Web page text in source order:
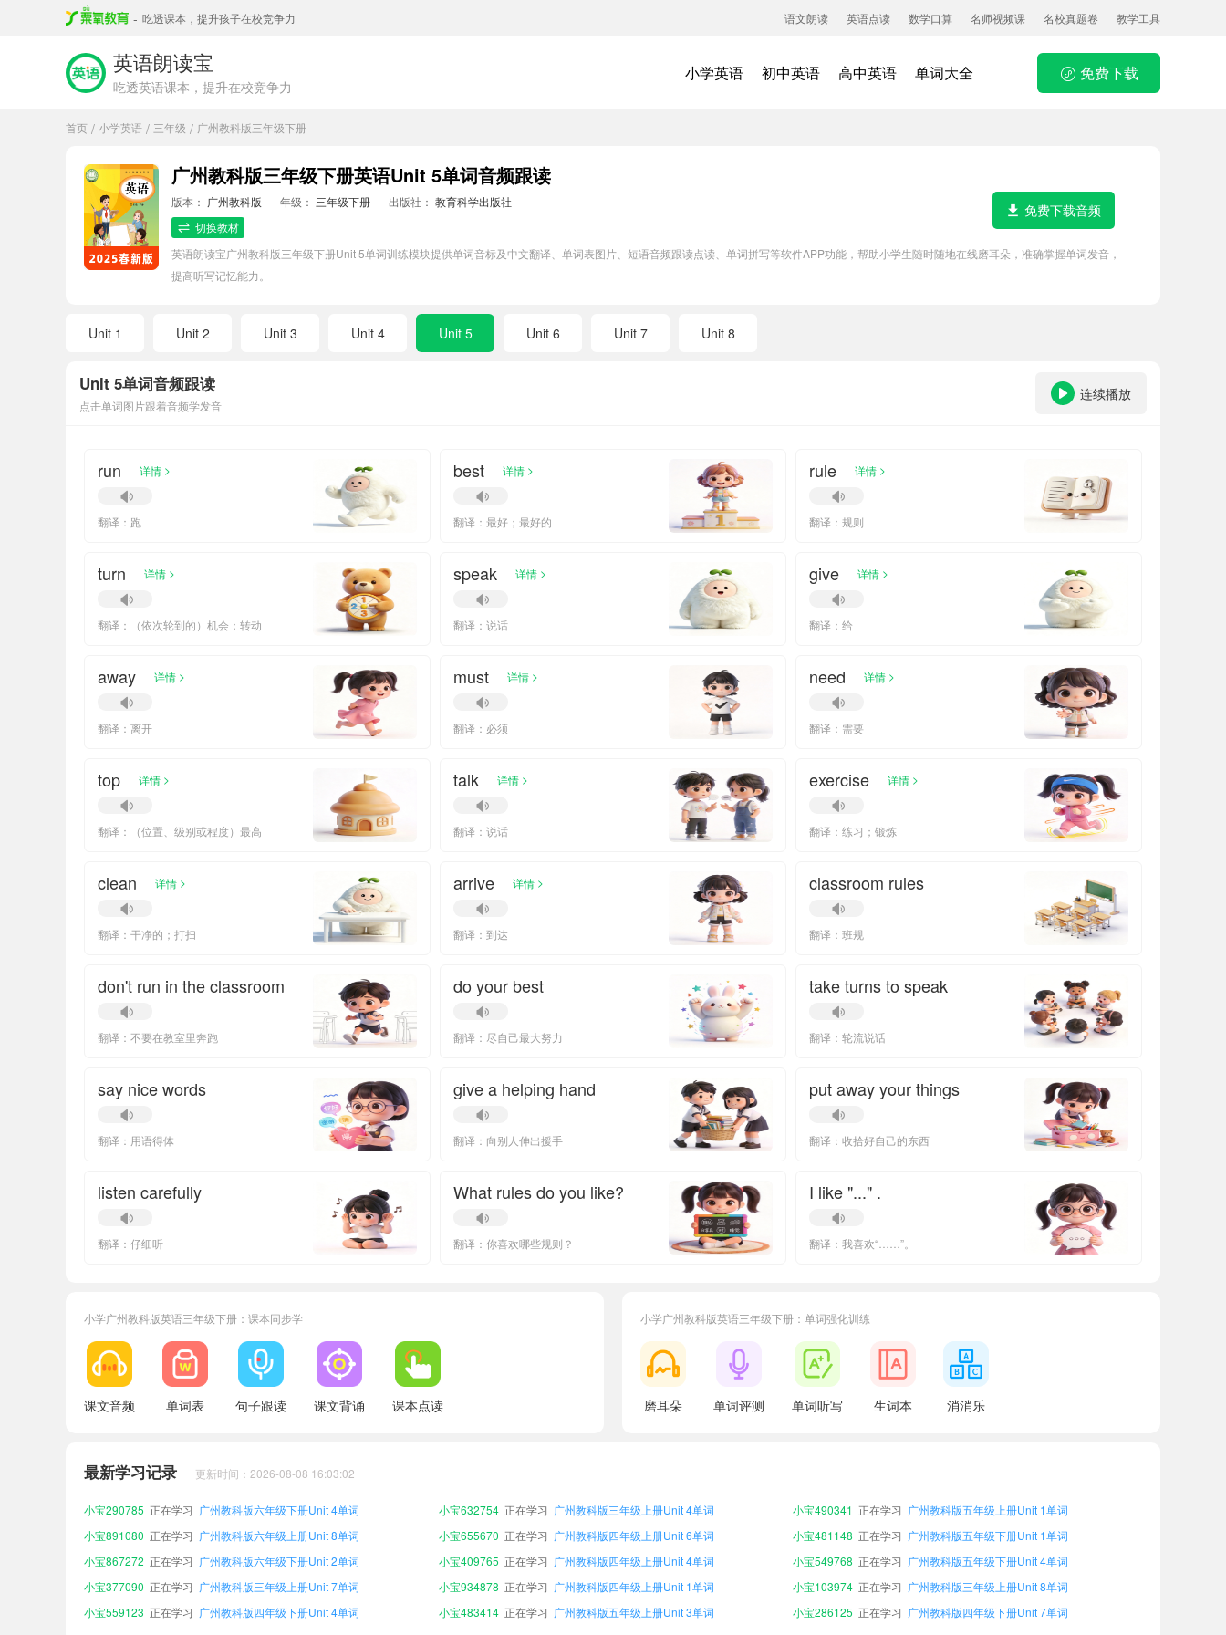
- 吃透课本，提升孩子在校竞争力 语文朗读 英语点读 数学口算 名师视频课 名校真题卷 教学工具
英语朗读宝
吃透英语课本，提升在校竞争力
小学英语 初中英语 高中英语 单词大全 免费下载
首页 / 小学英语 / 三年级 / 广州教科版三年级下册
广州教科版三年级下册英语Unit 5单词音频跟读
版本： 广州教科版 年级： 三年级下册 出版社： 教育科学出版社
切换教材
英语朗读宝广州教科版三年级下册Unit 5单词训练模块提供单词音标及中文翻译、单词表图片、短语音频跟读点读、单词拼写等软件APP功能，帮助小学生随时随地在线磨耳朵，准确掌握单词发音，
提高听写记忆能力。
免费下载音频
Unit 1 Unit 2 Unit 3 Unit 4 Unit 5 Unit 6 Unit 7 Unit 8
Unit 5单词音频跟读
点击单词图片跟着音频学发音
连续播放
run 详情 >
翻译：跑
best 详情 >
翻译：最好；最好的
rule 详情 >
翻译：规则
turn 详情 >
翻译：（依次轮到的）机会；转动
speak 详情 >
翻译：说话
give 详情 >
翻译：给
away 详情 >
翻译：离开
must 详情 >
翻译：必须
need 详情 >
翻译：需要
top 详情 >
翻译：（位置、级别或程度）最高
talk 详情 >
翻译：说话
exercise 详情 >
翻译：练习；锻炼
clean 详情 >
翻译：干净的；打扫
arrive 详情 >
翻译：到达
classroom rules
翻译：班规
don't run in the classroom
翻译：不要在教室里奔跑
do your best
翻译：尽自己最大努力
take turns to speak
翻译：轮流说话
say nice words
翻译：用语得体
give a helping hand
翻译：向别人伸出援手
put away your things
翻译：收拾好自己的东西
listen carefully
翻译：仔细听
What rules do you like?
翻译：你喜欢哪些规则？
I like "..." .
翻译：我喜欢“……”。
小学广州教科版英语三年级下册：课本同步学
课文音频 单词表 句子跟读 课文背诵 课本点读
小学广州教科版英语三年级下册：单词强化训练
磨耳朵 单词评测 单词听写 生词本 消消乐
最新学习记录 更新时间：2026-08-08 16:03:02
小宝251323 正在学习 广州教科版六年级上册Unit 6单词
小宝290785 正在学习 广州教科版六年级下册Unit 4单词 小宝632754 正在学习 广州教科版三年级上册Unit 4单词 小宝490341 正在学习 广州教科版五年级上册Unit 1单词
小宝891080 正在学习 广州教科版六年级上册Unit 8单词 小宝655670 正在学习 广州教科版四年级上册Unit 6单词 小宝481148 正在学习 广州教科版五年级下册Unit 1单词
小宝867272 正在学习 广州教科版六年级下册Unit 2单词 小宝409765 正在学习 广州教科版四年级上册Unit 4单词 小宝549768 正在学习 广州教科版五年级下册Unit 4单词
小宝377090 正在学习 广州教科版三年级上册Unit 7单词 小宝934878 正在学习 广州教科版四年级上册Unit 1单词 小宝103974 正在学习 广州教科版三年级上册Unit 8单词
小宝559123 正在学习 广州教科版四年级下册Unit 4单词 小宝483414 正在学习 广州教科版五年级上册Unit 3单词 小宝286125 正在学习 广州教科版四年级下册Unit 7单词